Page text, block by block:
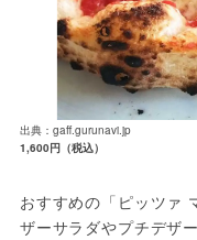
出典：gaff.gurunavi.jp
1,600円（税込）
おすすめの「ピッツァ
ザーサラダやプチデザ